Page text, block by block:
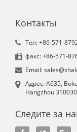
Контакты
Tел: +86-571-
факс: +86-571-
Email:
Aдрес: A635,
Hangzhou
Следите за